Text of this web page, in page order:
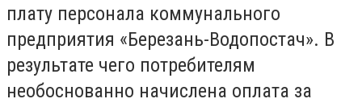
плату персонала коммунального
предприятия «Березань-Водопостач». В
результате чего потребителям
необоснованно начислена оплата за